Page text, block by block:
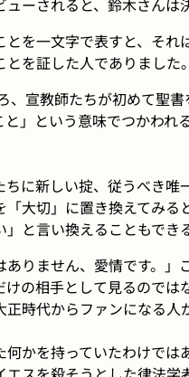
を一文字で表すと、そ
を証した人でありまし
宣教師たちが初めて聖
と」という意味でつかわ
に新しい掟、従うべき
大切」に置き換えてみ
と言い換えることもでき
りません、愛情です。
の相手として見るので
時代からファンになる
かを持っていたわけで